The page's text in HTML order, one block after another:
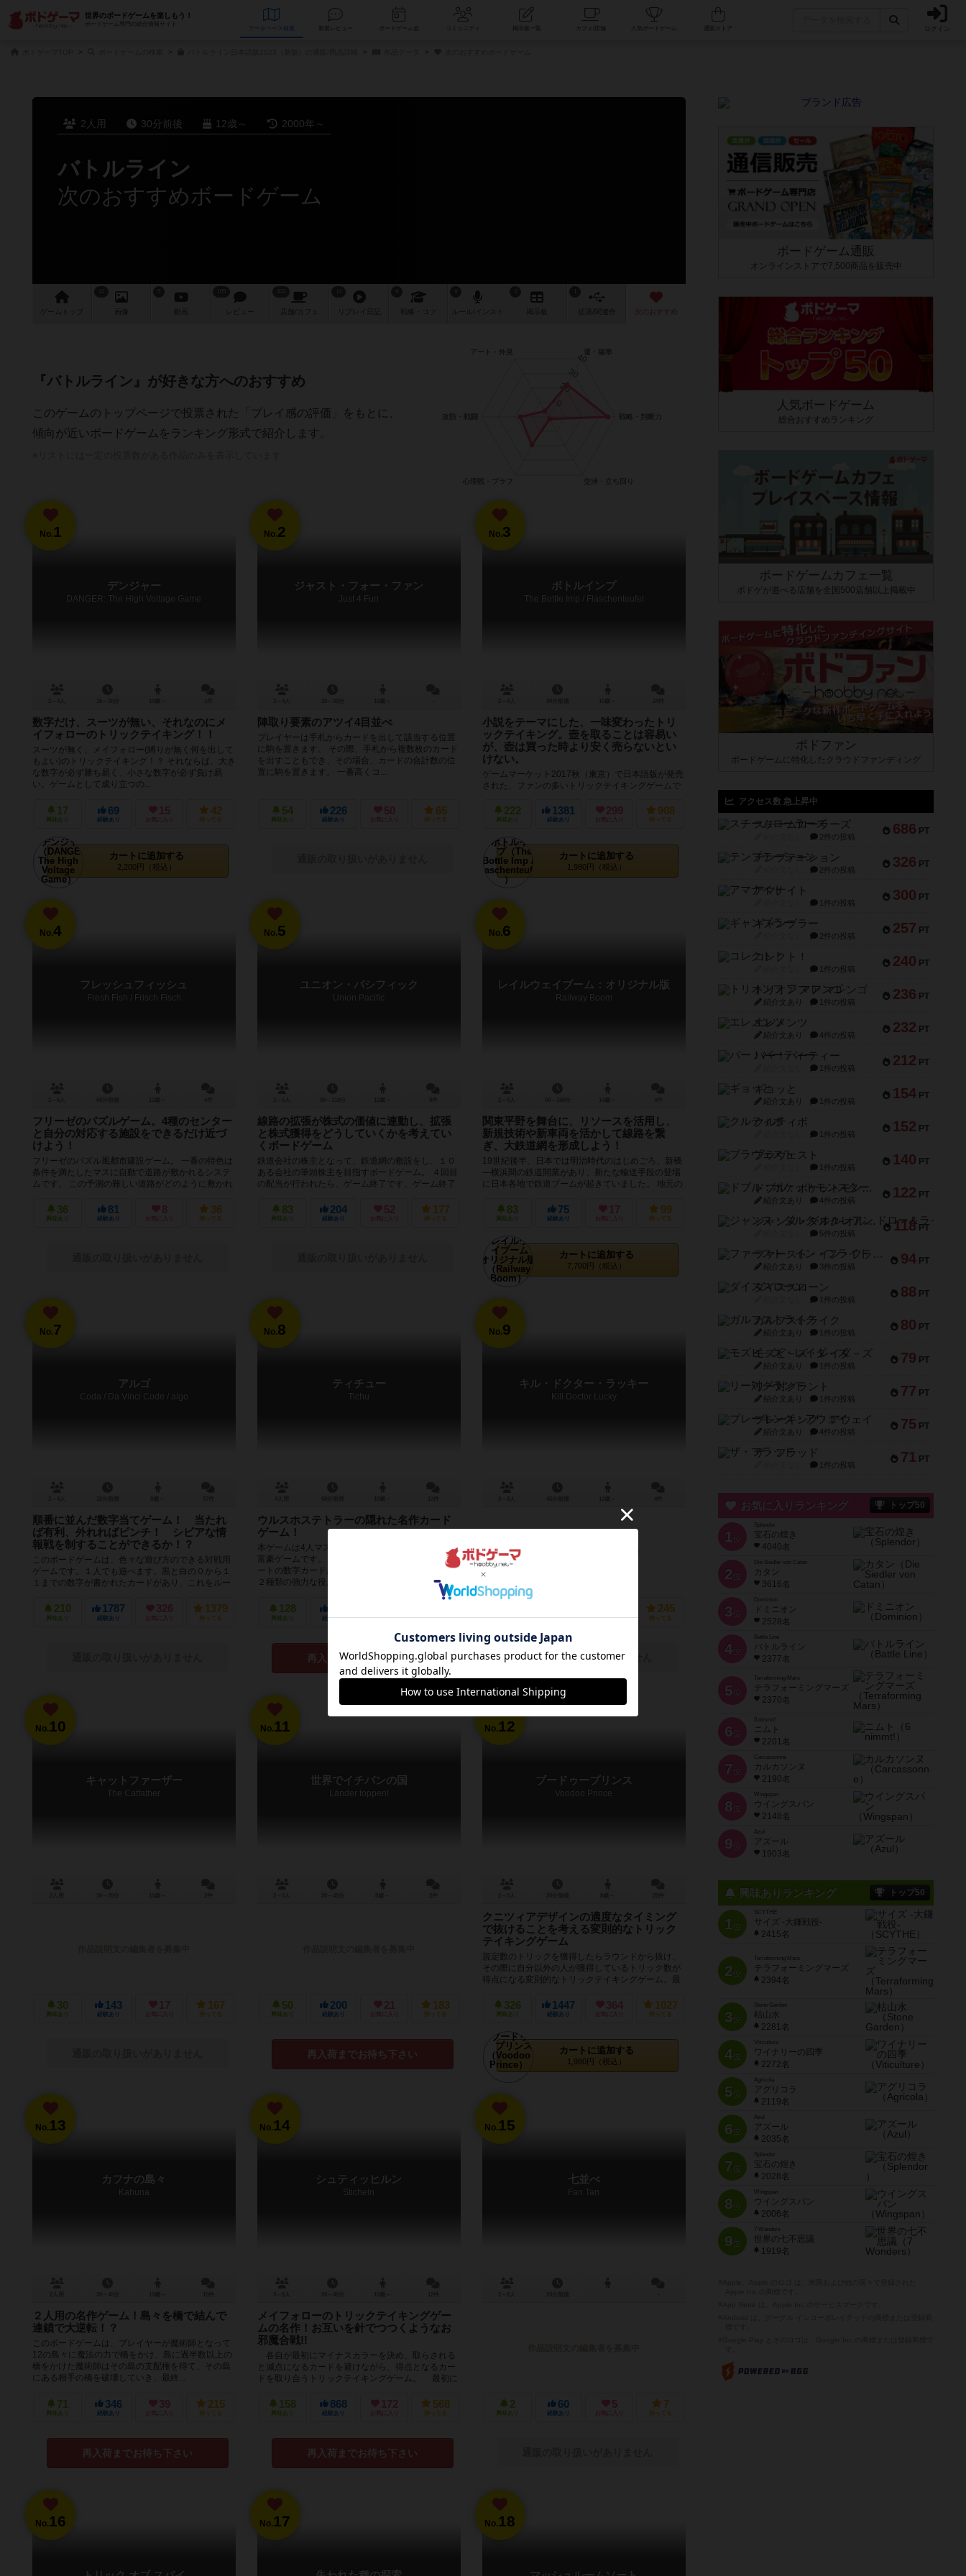
世界のボードゲームを楽しもう！
ボードゲーム専門の総合情報サイト
データベース コミュニティ 人気ボードゲーム ログイン
2人用 30分前後 12歳～ 2000年～
バトルライン
次のおすすめボードゲーム
ゲーム 画像 レビュー 店舗/ カフェ 戦略 作 次のおすすめ
『バトルライン』が好きな方へのおすすめ
このゲームのトップページで投票された「プレイ感の評価」をもとに、
傾向が近いボードゲームをランキング形式で紹介します。
No.1
デンジャー
DANGER: The High Voltage Game
数字だけ、スーツが無い、それなのにメ
イフォローのトリックテイキング！！
スーツが無く、メイフォロー(縛りが無く何を出して
もよい)のトリックテイキング！？ それならば、大き
な数字が必ず勝ち易く、小さな数字が必ず負け易
い。ゲームとして成り立つの...
17
興味あり
69
経験あり
15
お気に入り
42
持ってる
カートに追加する
2,200円（税込）
No.2
ジャスト・フォー・ファン
Just 4 Fun
陣取り要素のアツイ4目並べ
プレイヤーは手札からカードを出して該当する位置
に駒を置きます。 その際、手札から複数枚のカード
を出すこともでき、その場合、カードの合計数の位
置に駒を置きます。 一番高くコ...
54
興味あり
226
経験あり
50
お気に入り
65
持ってる
No.3
ボトルインプ
The Bottle Imp / Flaschenteufel
小説をテーマにした、一味変わったトリ
ックテイキング。壺を取ることは容易い
が、壺は買った時より安く売らないとい
けない。
ゲームマーケット2017秋（東京）で日本語版が発売
された、ファンの多いトリックテイキングゲームで
の薄いものが多いトリック...
222
興味あり
1381
経験あり
299
お気に入り
908
持ってる
カートに追加する
1,980円（税込）
No.4
フレッシュフィッシュ
Fresh Fish / Frisch Fisch
フリーゼのパズルゲーム。4種のセンター
と自分の対応する施設をできるだけ近づ
けよう！
フリーゼのパズル風都市建設ゲーム。 一番の特色は
条件を満たしたマスに自動で道路が敷かれるシステ
ムです。 この予測の難しい道路がどのように敷かれ
36
興味あり
81
経験あり
8
お気に入り
36
持ってる
No.5
ユニオン・パシフィック
Union Pacific
線路の拡張が株式の価値に連動し、拡張
と株式獲得をどうしていくかを考えてい
くボードゲーム
鉄道会社の株主となって、鉄道網の敷設をし、１０
ある会社の筆頭株主を目指すボードゲーム。 ４回目
の配当が行われたら、ゲーム終了です。ゲーム終了
83
興味あり
204
経験あり
52
お気に入り
177
持ってる
No.6
レイルウェイブーム：オリジナル版
Railway Boom
関東平野を舞台に、リソースを活用し、
新規技術や新車両を活かして線路を繋
ぎ、大鉄道網を形成しよう！
19世紀後半、日本では明治時代のはじめごろ、新橋
―横浜間の鉄道開業があり、新たな輸送手段の登場
に日本各地で鉄道ブームが起きていました。 地元の
83
興味あり
75
経験あり
17
お気に入り
99
持ってる
カートに追加する
7,700円（税込）
No.7
アルゴ
Coda / Da Vinci Code / algo
順番に並んだ数字当てゲーム！ 当たれ
ば有利、外れればピンチ！ シビアな情
報戦を制することができるか！？
このボードゲームは、色々な遊び方のできる対戦用
ゲームです。１人でも遊べます。黒と白の０から１
１までの数字が書かれたカードがあり、これをルー
210
興味あり
1787
経験あり
326
お気に入り
1379
持ってる
No.8
ティチュー
Tichu
ウルスホステトラーの隠れた名作カード
ゲーム！
本ゲームは4人マストの2：2チーム戦で争う変則大
富豪ゲームです。 トランプと同じ2〜Aの13枚×4ス
ートの数字カードから成る、６種類の基本的な役、
２種類の強力な役。そして４...
128
興味あり 経験あり お気に入り 持ってる
再入荷までお待ち下さい
No.9
キル・ドクター・ラッキー
Kill Doctor Lucky
興味あり 経験あり お気に入り
245
持ってる
通販の取り扱いがありません
No. 10
キャットファーザー
The Catfather
30
興味あり
143
経験あり
17
お気に入り
167
持ってる
No. 11
世界でイチバンの国
Länder toppen!
50
興味あり
200
経験あり
21
お気に入り
183
持ってる
再入荷までお待ち下さい
No. 12
ブードゥープリンス
Voodoo Prince
クニツィアデザインの適度なタイミング
で抜けることを考える変則的なトリック
テイキングゲーム
規定数のトリックを獲得したらラウンドから抜け、
その際に自分以外の人が獲得しているトリック数が
得点になる変則的なトリックテイキングゲーム。最
326
興味あり
1447
経験あり
364
お気に入り
1027
持ってる
カートに追加する
1,980円（税込）
No.13
カフナの島々
Kahuna
２人用の名作ゲーム！島々を橋で結んで
連鎖で大逆転！？
このボードゲームは、プレイヤーが魔術師となって
12の島々に魔法の力で橋をかけ、島に過半数以上の
橋をかけた魔術師はその島の支配権を得て、その島
にある相手の橋を破壊していき、最終...
71
興味あり
346
経験あり
39
お気に入り
215
持ってる
再入荷までお待ち下さい
No.14
シュティッヒルン
Sticheln
メイフォローのトリックテイキングゲー
ムの名作！お互いを針でつつくようなお
邪魔合戦!!
各自が最初にマイナスカラーを決め、取らされる
と減点になるカードを避けながら、得点となるカー
ドを取り合うトリックテイキングゲーム。 最初に
158
興味あり
868
経験あり
172
お気に入り
568
持ってる
再入荷までお待ち下さい
No.15
七並べ
Fan Tan
2
興味あり
60
経験あり
5
お気に入り
7
持ってる
No.16 No.17 No.18
ボードゲーム通販
オンラインストアで7,500商品を販売中
人気ボードゲーム
総合おすすめランキング
ボードゲームカフェ一覧
ボドゲが遊べる店舗を全国500店舗以上掲載中
ボドファン
ボードゲームに特化したクラウドファンディング
アクセス数 急上昇中
686 PT
スチームローラーズ
2件の投稿
326 PT
テンプテーション
2件の投稿
300 PT
アマナイト
1件の投稿
257 PT
ギャンブラー
2件の投稿
240 PT
コレクト！
1件の投稿
236 PT
トリオンフ ア マレンゴ
紹介文あり 1件の投稿
232 PT
エレメンツ
紹介文あり 4件の投稿
212 PT
バー！パーティー
1件の投稿
154 PT
ギョッと
紹介文あり 1件の投稿
152 PT
クルティボ
1件の投稿
140 PT
ブラヴェスト
1件の投稿
122 PT
ドブル：ポケットモンスター
紹介文あり 4件の投稿
118 PT
ジャンヌ・ダルク-オルレアン ドロー＆ライト
5件の投稿
94 PT
ファースト・イン・フライト
紹介文あり 3件の投稿
88 PT
ダイススローン
1件の投稿
80 PT
ガルフストライク
紹介文あり 1件の投稿
79 PT
モズビ－ズ・レイダ－ズ
紹介文あり 1件の投稿
77 PT
リー対グラント
紹介文あり 1件の投稿
75 PT
ブレーキング・アウェイ
紹介文あり 4件の投稿
71 PT
ザ・フラッド
1件の投稿
お気に入りランキング トップ50
1 位
宝石の煌き
4040名
2 位
Die Siedler von Catan
カタン
3616名
3 位
ドミニオン
2528名
4位
Battle Line
バトルライン
2377名
5 位
Terraforming Mars
テラフォーミングマーズ
2370名
6 位
ニムト
2201名
7 位
Carcassonne
カルカソンヌ
2190名
8 位
Wingspan
ウイングスパン
2148名
9 位
Azul
アズール
1903名
興味ありランキング トップ50
1位
SCYTHE
サイズ -大鎌戦役-
2415名
2位
Terraforming Mars
テラフォーミングマーズ
2394名
3位
Stone Garden
枯山水
2281名
4位
Viticulture
ワイナリーの四季
2272名
5位
Agricola
アグリコラ
2119名
6位
Azul
アズール
2035名
7位
宝石の煌き
2028名
8位
Wingspan
ウイングスパン
2006名
9位
7 Wonders
世界の七不思議
1919名